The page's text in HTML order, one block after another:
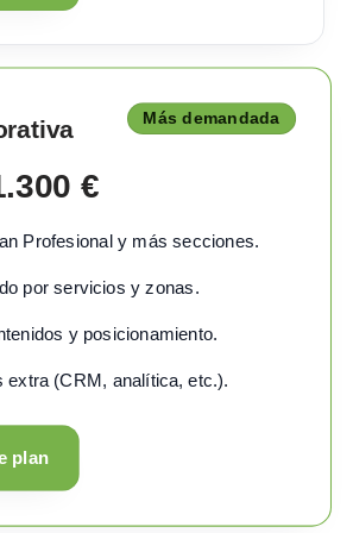
Más demandada
€
Profesional y más secciones.
por servicios y zonas.
y posicionamiento.
extra (CRM, analítica, etc.).
plan